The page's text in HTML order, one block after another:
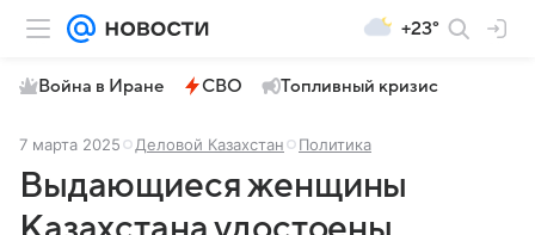
+23°
Война в Иране СВО Топливный кризис
7 марта 2025 Деловой Казахстан Политика
Выдающиеся женщины